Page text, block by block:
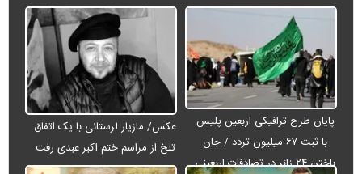
پایان طرح ترافیکی اربعین پلیس
با ثبت ۶۷ میلیون تردد / جان
باختن ۲۴ زائر در تصادفات اربعینی
عکس/ مازیار لرستانی با یک اتفاق
تلخ از مراسم ختم اکبر عبدی رفت